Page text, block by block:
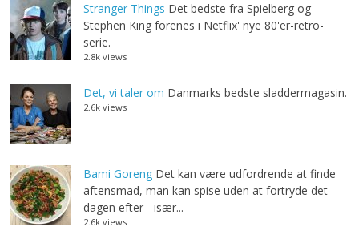
Stranger Things Det bedste fra Spielberg og
Stephen King forenes i Netflix' nye 80'er-retro-
serie.
2.8k views
Det, vi taler om Danmarks bedste sladdermagasin.
2.6k views
Bami Goreng Det kan være udfordrende at finde
aftensmad, man kan spise uden at fortryde det
dagen efter - især...
2.6k views